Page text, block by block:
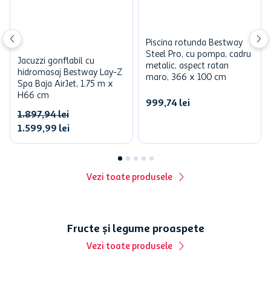
Jacuzzi gonflabil cu
hidromasaj Bestway Lay-Z
Spa Baja AirJet, 1.75 m x
H66 cm
1.599,99 lei
1.897,94lei
Piscina rotunda Bestway
Steel Pro, cu pompa, cadru
metalic, aspect ratan
maro, 366 x 100 cm
999,74 lei
Vezi toate produsele
Fructe și legume proaspete
Vezi toate produsele